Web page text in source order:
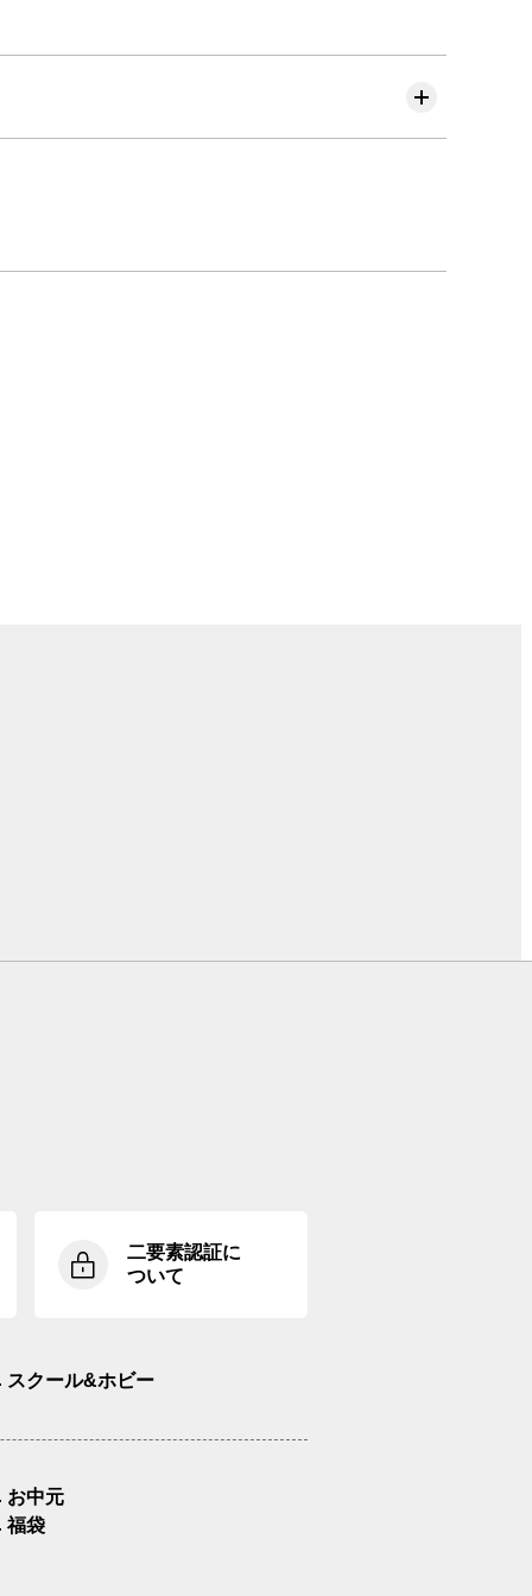
二要素認証に
ついて
スクール&ホビー
お中元
福袋